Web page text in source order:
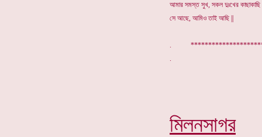
আমার সমস্ত সুখ, সকল দুঃখের কাছাকাছি
সে আছে, আমিও তাই আছি ||
.
মিলনসাগর